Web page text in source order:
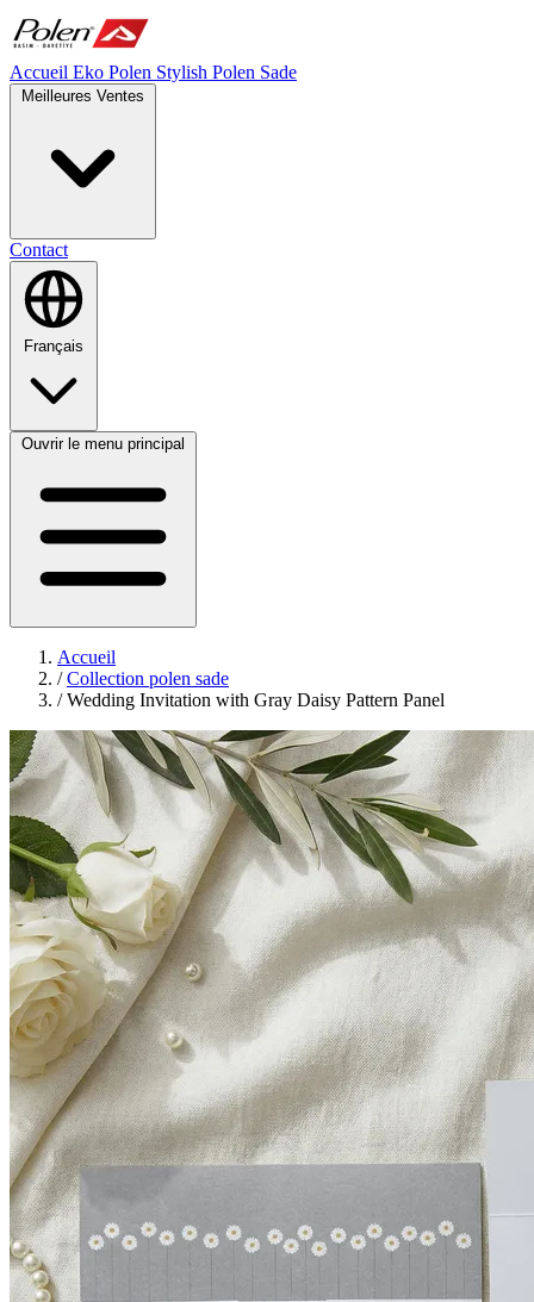
Accueil Eko Polen Stylish Polen Sade
Contact
Ouvrir le menu principal
Accueil
/ Collection polen sade
/ Wedding Invitation with Gray Daisy Pattern Panel